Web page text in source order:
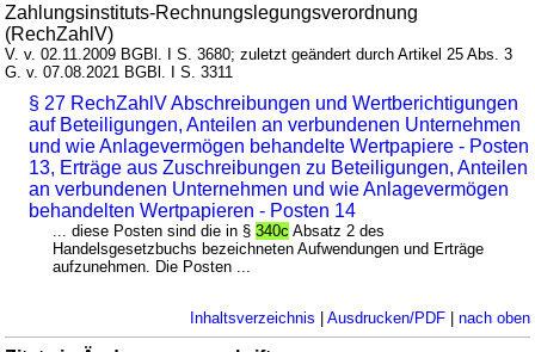
Zahlungsinstituts-Rechnungslegungsverordnung
(RechZahlV)
V. v. 02.11.2009 BGBl. I S. 3680; zuletzt geändert durch Artikel 25 Abs. 3
G. v. 07.08.2021 BGBl. I S. 3311
§ 27 RechZahlV Abschreibungen und Wertberichtigungen
auf Beteiligungen, Anteilen an verbundenen Unternehmen
und wie Anlagevermögen behandelte Wertpapiere - Posten
13, Erträge aus Zuschreibungen zu Beteiligungen, Anteilen
an verbundenen Unternehmen und wie Anlagevermögen
behandelten Wertpapieren - Posten 14
... diese Posten sind die in §340c Absatz 2 des
Handelsgesetzbuchs bezeichneten Aufwendungen und Erträge
aufzunehmen. Die Posten ...
Inhaltsverzeichnis | Ausdrucken/PDF| nach oben